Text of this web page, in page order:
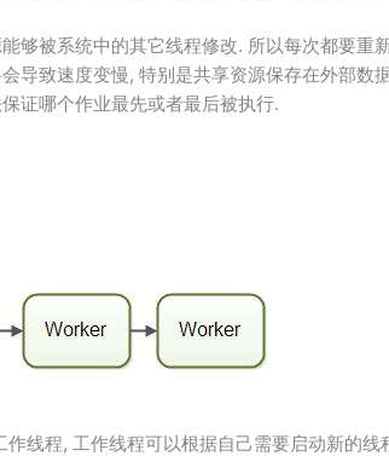
够被系统中的其它线程修改. 所以每次都要
导致速度变慢, 特别是共享资源保存在外部数
证哪个作业最先或者最后被执行.
线程, 工作线程可以根据自己需要启动新的线